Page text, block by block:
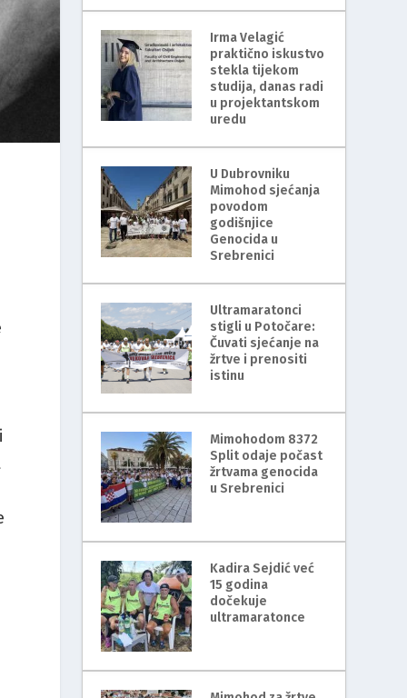
Irma Velagić
praktično iskustvo
stekla tijekom
studija, danas radi
u projektantskom
uredu
U Dubrovniku
Mimohod sjećanja
povodom
godišnjice
Genocida u
Srebrenici
Ultramaratonci
stigli u Potočare:
Čuvati sjećanje na
žrtve i prenositi
istinu
Mimohodom 8372
Split odaje počast
žrtvama genocida
u Srebrenici
Kadira Sejdić već
15 godina
dočekuje
ultramaratonce